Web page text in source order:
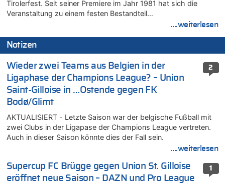
Tirolerfest. Seit seiner Premiere im Jahr 1981 hat sich die
Veranstaltung zu einem festen Bestandteil…
....weiterlesen
Notizen
2
Wieder zwei Teams aus Belgien in der
Ligaphase der Champions League? – Union
Saint-Gilloise in …Ostende gegen FK
Bodø/Glimt
AKTUALISIERT - Letzte Saison war der belgische Fußball mit
zwei Clubs in der Ligapase der Champions League vertreten.
Auch in dieser Saison könnte dies der Fall sein.
....weiterlesen
1
Supercup FC Brügge gegen Union St. Gilloise
eröffnet neue Saison – DAZN und Pro League